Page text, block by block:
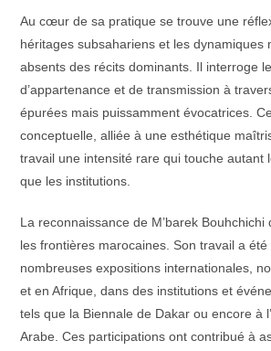
Au cœur de sa pratique se trouve une
héritages subsahariens et les dynamiques
absents des récits dominants. Il interroge
d’appartenance et de transmission à
épurées mais puissamment évocatrices.
conceptuelle, alliée à une esthétique
travail une intensité rare qui touche autant
que les institutions.
La reconnaissance de M’barek
les frontières marocaines. Son travail a
nombreuses expositions internationales,
et en Afrique, dans des institutions et
tels que la Biennale de Dakar ou encore à
Arabe. Ces participations ont contribué à